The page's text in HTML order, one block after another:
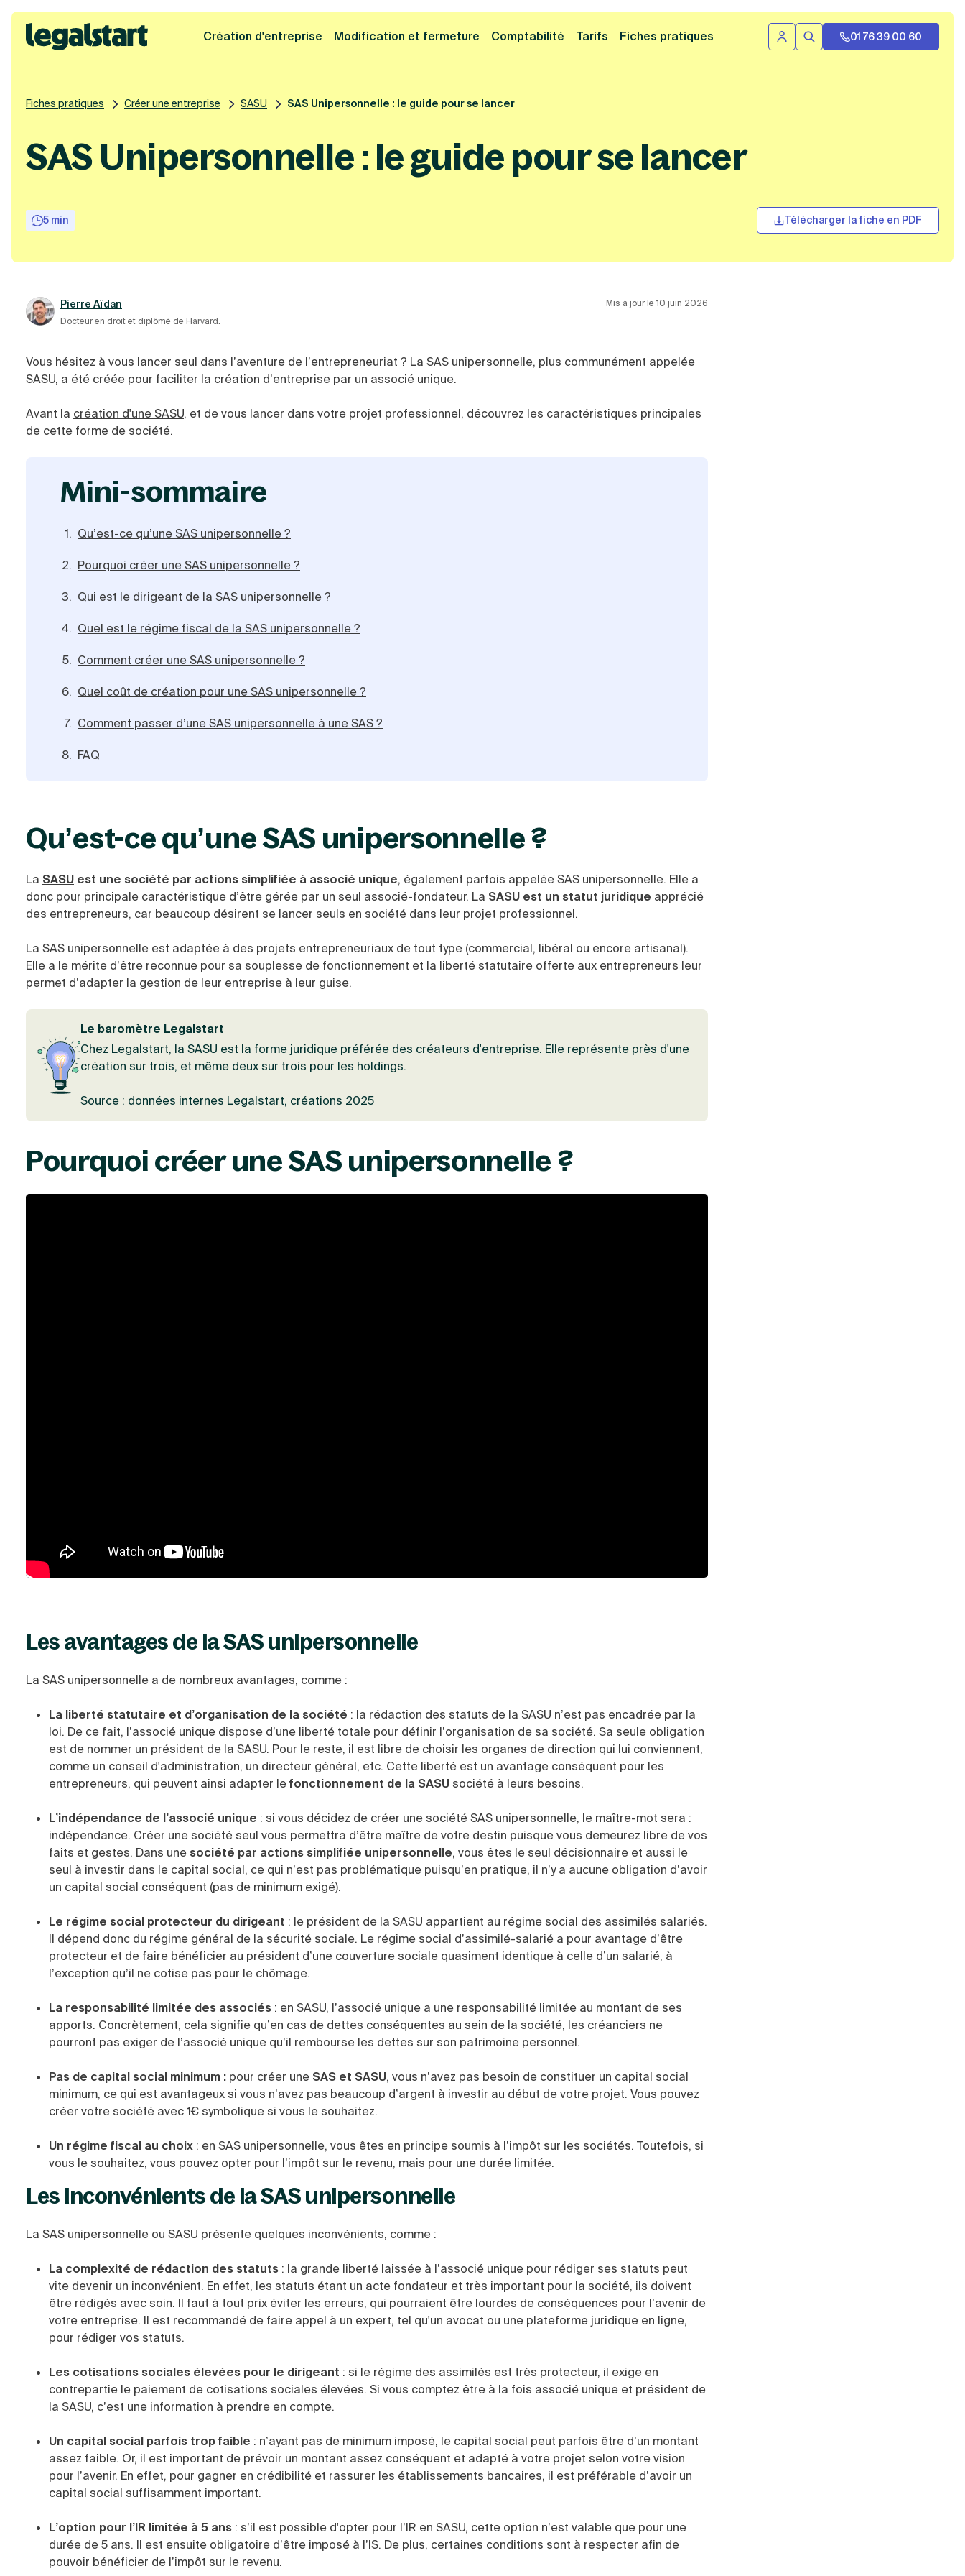
Cliquez ici pour reprendre votre démarche Fermer la bannière
Legalstart
Création d'entreprise Modification et fermeture Comptabilité Tarifs Fiches pratiques Se connecter
Rechercher01 76 39 00 60
Fiches pratiques Créer une entreprise SASU SAS Unipersonnelle : le guide pour se lancer
SAS Unipersonnelle : le guide pour se lancer
5 min Télécharger la fiche en PDF
Pierre Aïdan
Docteur en droit et diplômé de Harvard.
Mis à jour le 10 juin 2026
Vous hésitez à vous lancer seul dans l’aventure de l’entrepreneuriat ? La SAS unipersonnelle, plus communément appelée
SASU, a été créée pour faciliter la création d’entreprise par un associé unique.
Avant la création d'une SASU, et de vous lancer dans votre projet professionnel, découvrez les caractéristiques principales
de cette forme de société.
mini-sommaire
Qu’est-ce qu’une SAS unipersonnelle ?
Pourquoi créer une SAS unipersonnelle ?
Qui est le dirigeant de la SAS unipersonnelle ?
Quel est le régime fiscal de la SAS unipersonnelle ?
Comment créer une SAS unipersonnelle ?
Quel coût de création pour une SAS unipersonnelle ?
Comment passer d’une SAS unipersonnelle à une SAS ?
FAQ
Qu’est-ce qu’une SAS unipersonnelle ?
La SASU est une société par actions simplifiée à associé unique, également parfois appeléeSAS unipersonnelle. Elle a
donc pour principale caractéristique d’être gérée par un seul associé-fondateur. La SASU est un statut juridique apprécié
des entrepreneurs, car beaucoup désirent se lancer seuls en société dans leur projet professionnel.
La SAS unipersonnelle est adaptée à des projets entrepreneuriaux de tout type (commercial, libéral ou encore artisanal).
Elle a le mérite d’être reconnue pour sa souplesse de fonctionnement et la liberté statutaire offerte aux entrepreneurs leur
permet d’adapter la gestion de leur entreprise à leur guise.
Le baromètre Legalstart
Chez Legalstart, la SASU est la forme juridique préférée des créateurs d'entreprise. Elle représente près d'une
création sur trois, et même deux sur trois pour les holdings.
Source : données internes Legalstart, créations 2025
Pourquoi créer une SAS unipersonnelle ?
Les avantages de la SAS unipersonnelle
La SAS unipersonnelle a de nombreux avantages, comme :
La liberté statutaire et d’organisation de la société : la rédaction des statuts de la SASU n’est pas encadrée par la
loi. De ce fait, l’associé unique dispose d’une liberté totale pour définir l’organisation de sa société. Sa seule obligation
est de nommer un président de la SASU. Pour le reste, il est libre de choisir les organes de direction qui lui conviennent,
comme un conseil d'administration, un directeur général, etc. Cette liberté est un avantage conséquent pour les
entrepreneurs, qui peuvent ainsi adapter lefonctionnement de la SASU société à leurs besoins.
L’indépendance de l’associé unique : si vous décidez de créer une société SAS unipersonnelle, le maître-mot sera :
indépendance. Créer une société seul vous permettra d’être maître de votre destin puisque vous demeurez libre de vos
faits et gestes. Dans une société par actions simplifiée unipersonnelle, vous êtes le seul décisionnaire et aussi le
seul à investir dans le capital social, ce qui n’est pas problématique puisqu’en pratique, il n’y a aucune obligation d’avoir
un capital social conséquent (pas de minimum exigé).
Le régime social protecteur du dirigeant : le président de la SASU appartient au régime social des assimilés salariés.
Il dépend donc du régime général de la sécurité sociale. Le régime social d’assimilé-salarié a pour avantage d’être
protecteur et de faire bénéficier au président d’une couverture sociale quasiment identique à celle d’un salarié, à
l’exception qu’il ne cotise pas pour le chômage.
La responsabilité limitée des associés : en SASU, l’associé unique a une responsabilité limitée au montant de ses
apports. Concrètement, cela signifie qu’en cas de dettes conséquentes au sein de la société, les créanciers ne
pourront pas exiger de l’associé unique qu’il rembourse les dettes sur son patrimoine personnel.
Pas de capital social minimum : pour créer une SAS et SASU, vous n’avez pas besoin de constituer un capital social
minimum, ce qui est avantageux si vous n’avez pas beaucoup d’argent à investir au début de votre projet. Vous pouvez
créer votre société avec 1€ symbolique si vous le souhaitez.
Un régime fiscal au choix : en SAS unipersonnelle, vous êtes en principe soumis à l’impôt sur les sociétés. Toutefois, si
vous le souhaitez, vous pouvez opter pour l’impôt sur le revenu, mais pour une durée limitée.
Les inconvénients de la SAS unipersonnelle
La SAS unipersonnelle ou SASU présente quelques inconvénients, comme :
La complexité de rédaction des statuts : la grande liberté laissée à l’associé unique pour rédiger ses statuts peut
vite devenir un inconvénient. En effet, les statuts étant un acte fondateur et très important pour la société, ils doivent
être rédigés avec soin. Il faut à tout prix éviter les erreurs, qui pourraient être lourdes de conséquences pour l’avenir de
votre entreprise. Il est recommandé de faire appel à un expert, tel qu'un avocat ou une plateforme juridique en ligne,
pour rédiger vos statuts.
Les cotisations sociales élevées pour le dirigeant : si le régime des assimilés est très protecteur, il exige en
contrepartie le paiement de cotisations sociales élevées. Si vous comptez être à la fois associé unique et président de
la SASU, c’est une information à prendre en compte.
Un capital social parfois trop faible : n’ayant pas de minimum imposé, le capital social peut parfois être d’un montant
assez faible. Or, il est important de prévoir un montant assez conséquent et adapté à votre projet selon votre vision
pour l’avenir. En effet, pour gagner en crédibilité et rassurer les établissements bancaires, il est préférable d’avoir un
capital social suffisamment important.
L’option pour l’IR limitée à 5 ans : s’il est possible d'opter pour l’IR en SASU, cette option n’est valable que pour une
durée de 5 ans. Il est ensuite obligatoire d’être imposé à l’IS. De plus, certaines conditions sont à respecter afin de
pouvoir bénéficier de l’impôt sur le revenu.